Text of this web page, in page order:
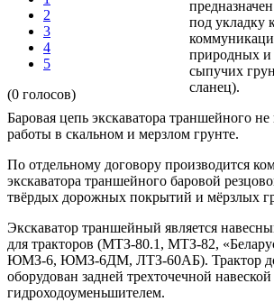
2
3
4
5
(0 голосов)
под укладку
природных и
сыпучих
сланец).
Баровая цепь экскаватора траншейного не
работы в скальном и мерзлом грунте.
По отдельному договору производится
экскаватора траншейного баровой
твёрдых дорожных покрытий и мёрзлых
Экскаватор траншейный является
для тракторов (МТЗ-80.1, МТЗ-82,
ЮМЗ-6, ЮМЗ-6ДМ, ЛТЗ-60АБ). Трактор
оборудован задней трехточечной навеской
гидроходоуменьшителем.